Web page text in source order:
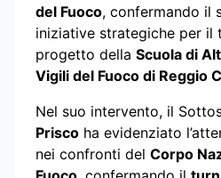
del Fuoco, confermando il
iniziative strategiche per il
progetto della Scuola di
Vigili del Fuoco di Reggio
Nel suo intervento, il
Prisco ha evidenziato
nei confronti del Corpo